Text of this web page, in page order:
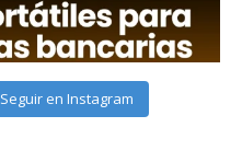
Seguir en Instagram